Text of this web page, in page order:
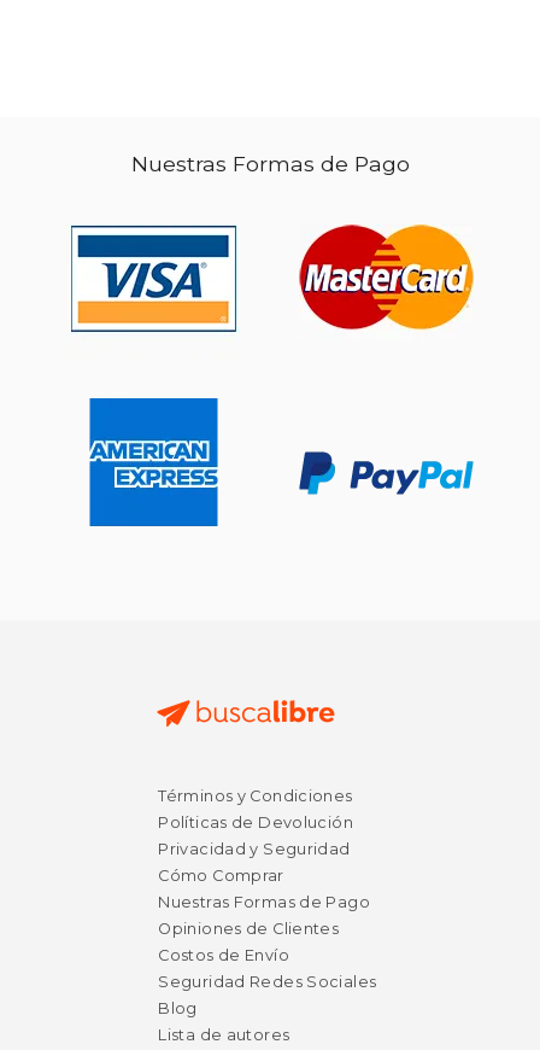
$ 324.12
$ 82.55
$ 41.27
15%
dcto.
Nuestras Formas de Pago
Términos y Condiciones
Políticas de Devolución
Privacidad y Seguridad
Cómo Comprar
Nuestras Formas de Pago
Opiniones de Clientes
Costos de Envío
Seguridad Redes Sociales
Blog
Lista de autores